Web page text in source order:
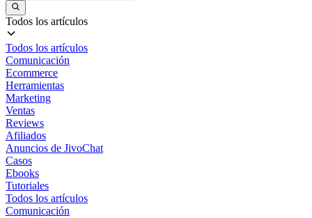
Todos los artículos
Todos los artículos
Comunicación
Ecommerce
Herramientas
Marketing
Ventas
Reviews
Afiliados
Anuncios de JivoChat
Casos
Ebooks
Tutoriales
Todos los artículos
Comunicación